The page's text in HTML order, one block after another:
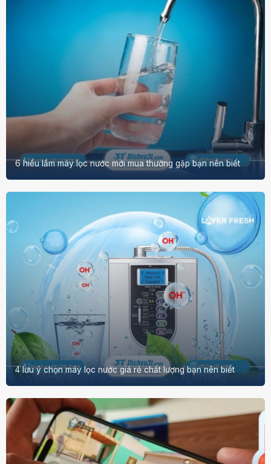
6 hiểu lầm máy lọc nước mới mua thường gặp bạn nên biết
4 lưu ý chọn máy lọc nước giá rẻ chất lượng bạn nên biết